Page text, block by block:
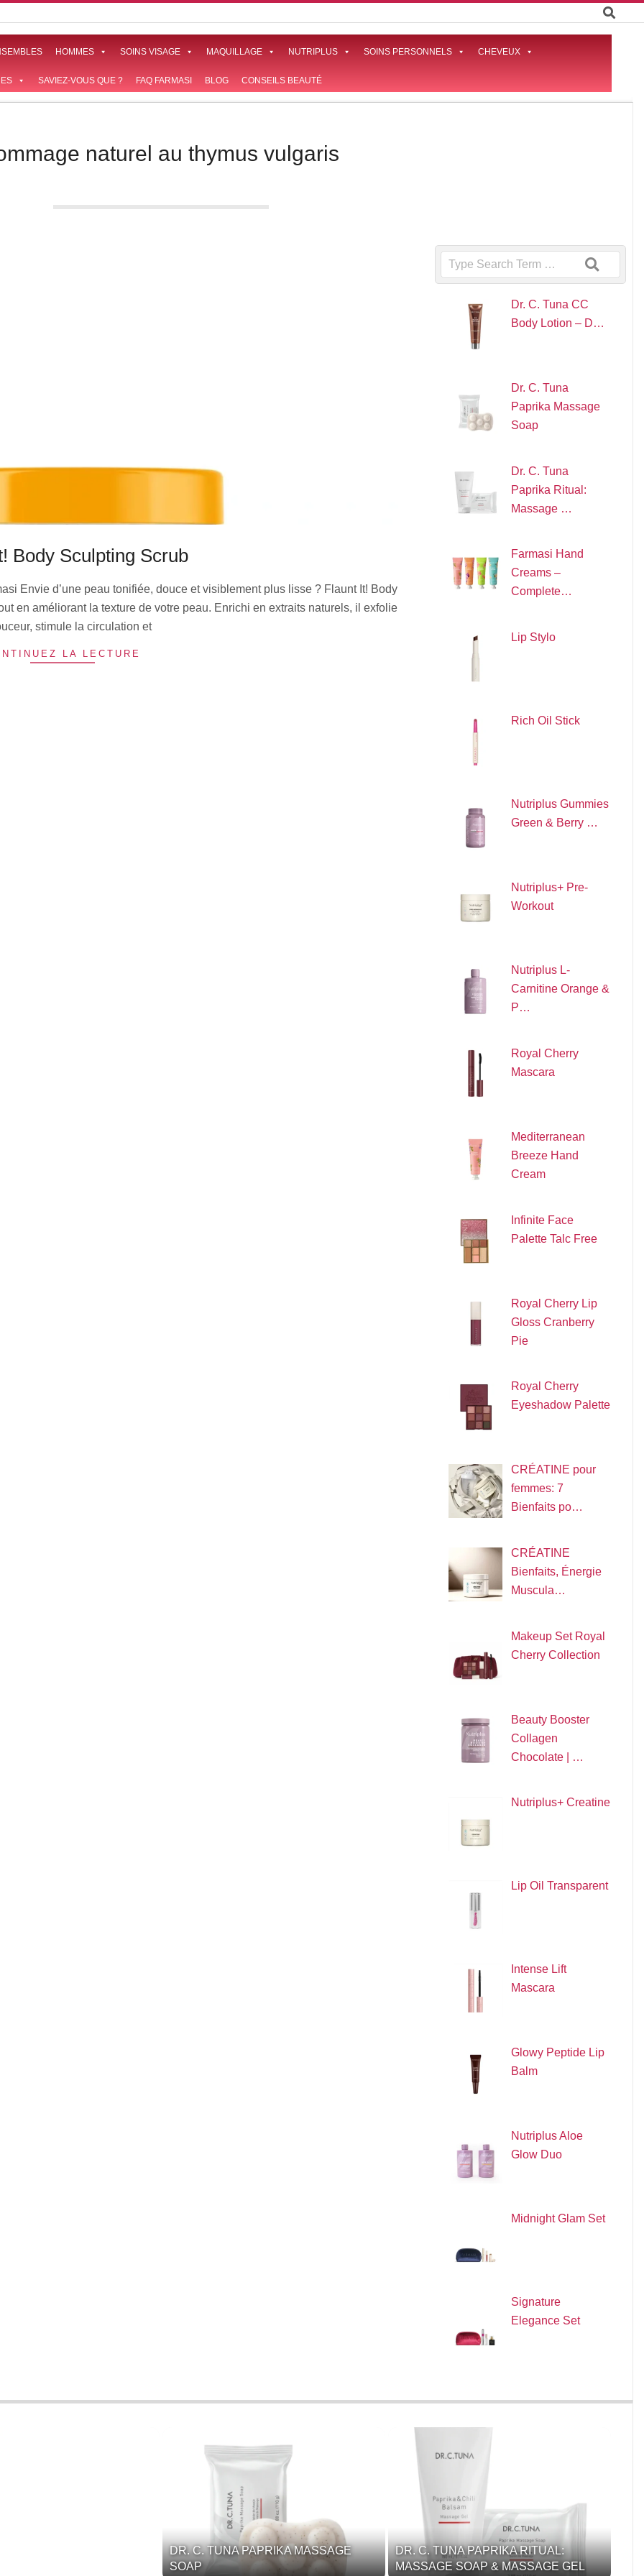
HOMMES SOINS VISAGE MAQUILLAGE NUTRIPLUS SOINS PERSONNELS CHEVEUX
SAVIEZ-VOUS QUE ? FAQ FARMASI BLOG CONSEILS BEAUTÉ
naturel au thymus vulgaris
Body Sculpting Scrub
Envie d’une peau tonifiée, douce et visiblement plus lisse ? Flaunt It! Body
en améliorant la texture de votre peau. Enrichi en extraits naturels, il exfolie
stimule la circulation et
LA LECTURE
Search
Dr. C. Tuna CC
Body Lotion – D…
Dr. C. Tuna
Paprika Massage
Soap
Dr. C. Tuna
Paprika Ritual:
Massage …
Farmasi Hand
Creams –
Complete…
Lip Stylo
Rich Oil Stick
Nutriplus Gummies
Green & Berry …
Nutriplus+ Pre-
Workout
Nutriplus L-
Carnitine Orange &
P…
Royal Cherry
Mascara
Mediterranean
Breeze Hand
Cream
Infinite Face
Palette Talc Free
Royal Cherry Lip
Gloss Cranberry
Pie
Royal Cherry
Eyeshadow Palette
CRÉATINE pour
femmes: 7
Bienfaits po…
CRÉATINE
Bienfaits, Énergie
Muscula…
Makeup Set Royal
Cherry Collection
Beauty Booster
Collagen
Chocolate | …
Nutriplus+ Creatine
Lip Oil Transparent
Intense Lift
Mascara
Glowy Peptide Lip
Balm
Nutriplus Aloe
Glow Duo
Midnight Glam Set
Signature
Elegance Set
DR. C. TUNA PAPRIKA MASSAGE
SOAP
DR. C. TUNA PAPRIKA RITUAL:
MASSAGE SOAP & MASSAGE GEL